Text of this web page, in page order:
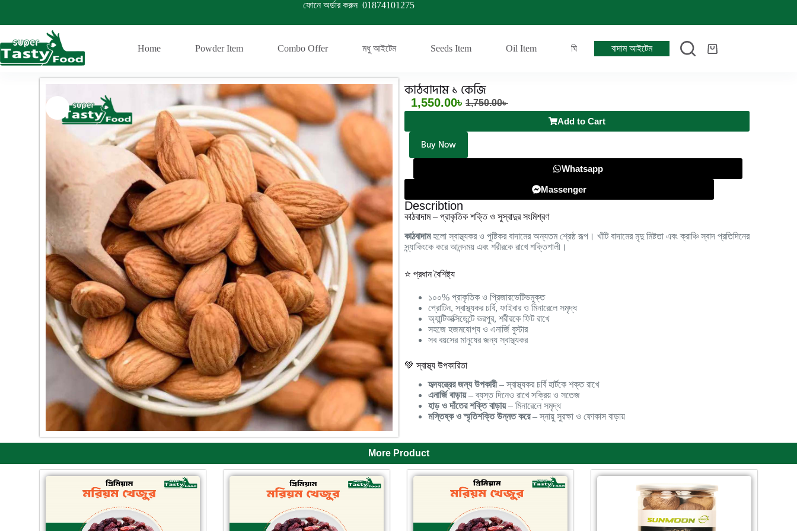
ফোনে অর্ডার করুন 01874101275
Home Powder Item Combo Offer মধু আইটেম Seeds Item Oil Item ঘি বাদাম আইটেম
কাঠবাদাম ১ কেজি
1,750.00৳
1,550.00৳
Add to Cart
Buy Now
Whatsapp
Massenger
Describtion
কাঠবাদাম – প্রাকৃতিক শক্তি ও সুস্বাদুর সংমিশ্রণ
কাঠবাদামহলো স্বাস্থ্যকর ও পুষ্টিকর বাদামের অন্যতম শ্রেষ্ঠ রূপ। খাঁটি বাদামের মৃদু মিষ্টতা এবং ক্রাঞ্চি স্বাদ প্রতিদিনের
স্ন্যাকিংকে করে আনন্দময় এবং শরীরকে রাখে শক্তিশালী।
⭐ প্রধান বৈশিষ্ট্য
১০০% প্রাকৃতিক ও প্রিজারভেটিভমুক্ত
প্রোটিন, স্বাস্থ্যকর চর্বি, ফাইবার ও মিনারেলে সমৃদ্ধ
অ্যান্টিঅক্সিডেন্টে ভরপুর, শরীরকে ফিট রাখে
সহজে হজমযোগ্য ও এনার্জি বুস্টার
সব বয়সের মানুষের জন্য স্বাস্থ্যকর
💚 স্বাস্থ্য উপকারিতা
হৃদযন্ত্রের জন্য উপকারী– স্বাস্থ্যকর চর্বি হার্টকে শক্ত রাখে
এনার্জি বাড়ায়– ব্যস্ত দিনেও রাখে সক্রিয় ও সতেজ
হাড় ও দাঁতের শক্তি বাড়ায়– মিনারেলে সমৃদ্ধ
মস্তিষ্ক ও স্মৃতিশক্তি উন্নত করে– স্নায়ু সুরক্ষা ও ফোকাস বাড়ায়
More Product